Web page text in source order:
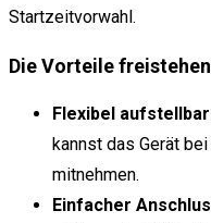
Startzeitvorwahl.
Die Vorteile
Flexibel
kannst das Gerät
mitnehmen.
Einfacher